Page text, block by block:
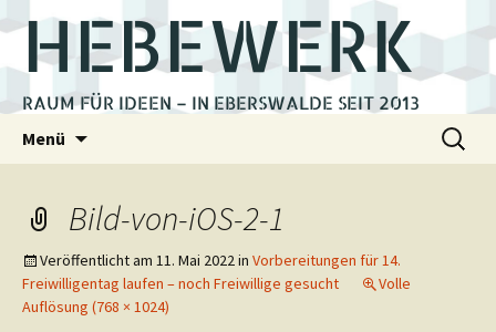
HEBEWERK
RAUM FÜR IDEEN – IN EBERSWALDE SEIT 2013
Menü
Suchen
nach:
Bild-von-iOS-2-1
Veröffentlicht am 11. Mai 2022in Vorbereitungen für 14.
Freiwilligentag laufen – noch Freiwillige gesucht
Volle
Auflösung (768 × 1024)